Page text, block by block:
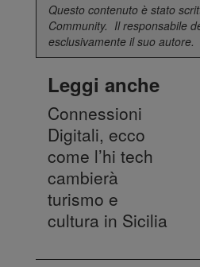
Questo contenuto è stato
Community. Il responsabile
esclusivamente il suo autore.
Leggi anche
Connessioni
Digitali, ecco
come l’hi tech
cambierà
turismo e
cultura in Sicilia